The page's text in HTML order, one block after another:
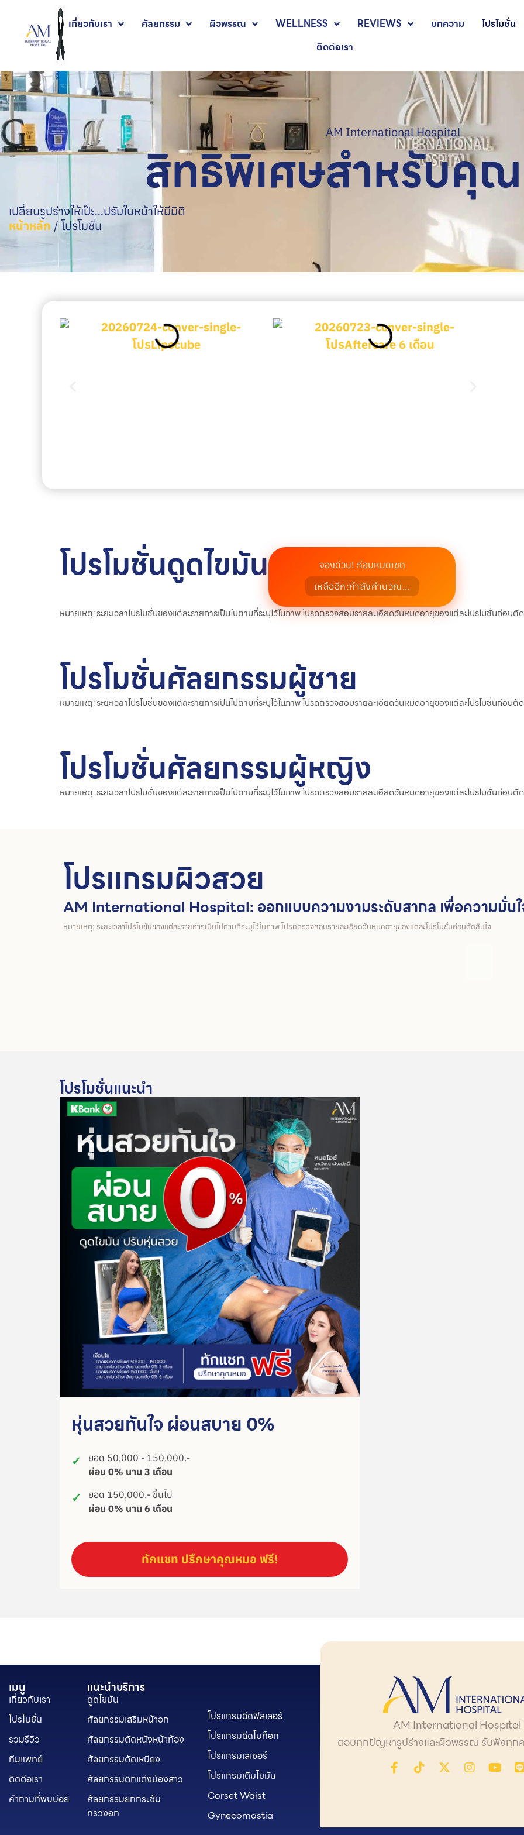
เกี่ยวกับเรา ศัลยกรรม ผิวพรรณ WELLNESS REVIEWS บทความ โปรโมชั่น
ติดต่อเรา
AM International Hospital
สิทธิพิเศษสำหรับคุ
เปลี่ยนรูปร่างให้เป๊ะ...ปรับใบหน้าให้มีมิติ
หน้าหลัก /โปรโมชั่น
โปรโมชั่นดูดไขมัน
จองด่วน! ก่อนหมดเขต
เหลืออีก:กำลังคำนวณ...
หมายเหตุ: ระยะเวลาโปรโมชั่นของแต่ละรายการเป็นไปตามที่ระบุไว้ในภาพ โปรดตรวจสอบรายละเอียดวันหมดอายุของแต่ละโปรโมชั่นก่อนตั
โปรโมชั่นศัลยกรรมผู้ชาย
หมายเหตุ: ระยะเวลาโปรโมชั่นของแต่ละรายการเป็นไปตามที่ระบุไว้ในภาพ โปรดตรวจสอบรายละเอียดวันหมดอายุของแต่ละโปรโมชั่นก่อนตั
โปรโมชั่นศัลยกรรมผู้หญิง
หมายเหตุ: ระยะเวลาโปรโมชั่นของแต่ละรายการเป็นไปตามที่ระบุไว้ในภาพ โปรดตรวจสอบรายละเอียดวันหมดอายุของแต่ละโปรโมชั่นก่อนตั
โปรแกรมผิวสวย
AM International Hospital: ออกแบบความงามระดับสากล เพื่อความมั่น
หมายเหตุ: ระยะเวลาโปรโมชั่นของแต่ละรายการเป็นไปตามที่ระบุไว้ในภาพ โปรดตรวจสอบรายละเอียดวันหมดอายุของแต่ละโปรโมชั่นก่อนตัดสินใจ
โปรโมชั่นแนะนำ
หุ่นสวยทันใจ ผ่อนสบาย 0%
✓
ยอด 50,000 - 150,000.-
ผ่อน 0% นาน 3 เดือน
✓
ยอด 150,000.- ขึ้นไป
ผ่อน 0% นาน 6 เดือน
ทักแชท ปรึกษาคุณหมอ ฟรี!
เมนู
เกี่ยวกับเรา
โปรโมชั่น
รวมรีวิว
ทีมแพทย์
ติดต่อเรา
คำถามที่พบบ่อย
แนะนำบริการ
ดูดไขมัน
ศัลยกรรมเสริมหน้าอก
ศัลยกรรมตัดหนังหน้าท้อง
ศัลยกรรมตัดเหนียง
ศัลยกรรมตกแต่งน้องสาว
ศัลยกรรมยกกระชับ
ทรวงอก
โปรแกรมฉีดฟิลเลอร์
โปรแกรมฉีดโบท็อก
โปรแกรมเลเซอร์
โปรแกรมเติมไขมัน
Corset Waist
Gynecomastia
AM International Hospital
ตอบทุกปัญหารูปร่างและผิวพรรณ รับฟังทุก